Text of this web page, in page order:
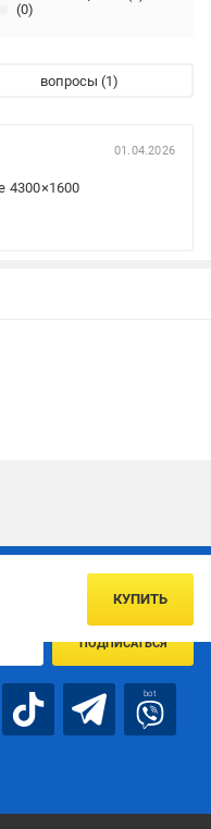
(0)
вопросы
01.04.2026
4300×1600
КУПИТЬ
первым об акцияx и
ПОДПИСАТЬСЯ
bot